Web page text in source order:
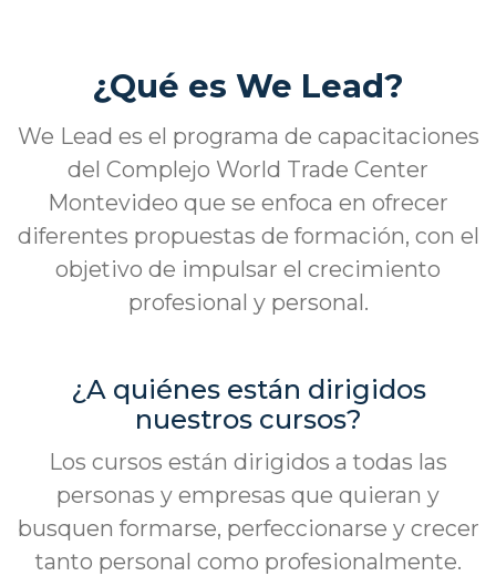
¿Qué es We Lead?
We Lead es el programa de capacitaciones
del Complejo World Trade Center
Montevideo que se enfoca en ofrecer
diferentes propuestas de formación, con el
objetivo de impulsar el crecimiento
profesional y personal.
¿A quiénes están dirigidos
nuestros cursos?
Los cursos están dirigidos a todas las
personas y empresas que quieran y
busquen formarse, perfeccionarse y crecer
tanto personal como profesionalmente.